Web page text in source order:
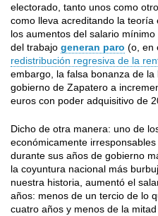
electorado, tanto unos como
como lleva acreditando la
los aumentos del salario
del trabajo generan paro (o, en
redistribución regresiva de la
embargo, la falsa bonanza de
gobierno de Zapatero a
euros con poder adquisitivo de
Dicho de otra manera: uno de
económicamente
durante sus años de gobierno
la coyuntura nacional más
nuestra historia, aumentó el
años: menos de un tercio de lo
cuatro años y menos de la